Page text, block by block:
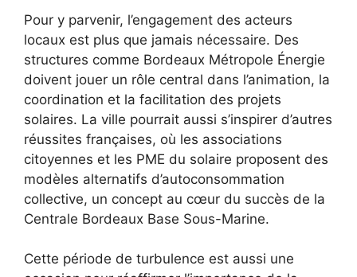
Pour y parvenir, l’engagement des acteurs
locaux est plus que jamais nécessaire. Des
structures comme Bordeaux Métropole Énergie
doivent jouer un rôle central dans l’animation, la
coordination et la facilitation des projets
solaires. La ville pourrait aussi s’inspirer d’autres
réussites françaises, où les associations
citoyennes et les PME du solaire proposent des
modèles alternatifs d’autoconsommation
collective, un concept au cœur du succès de la
Centrale Bordeaux Base Sous-Marine.
Cette période de turbulence est aussi une